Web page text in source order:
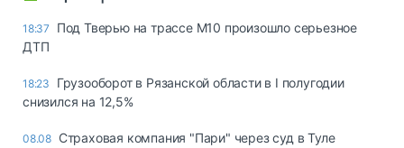
18:37
Под Тверью на трассе М10 произошло серьезное
ДТП
18:23
Грузооборот в Рязанской области в I полугодии
снизился на 12,5%
08.08 Страховая компания "Пари" через суд в Туле